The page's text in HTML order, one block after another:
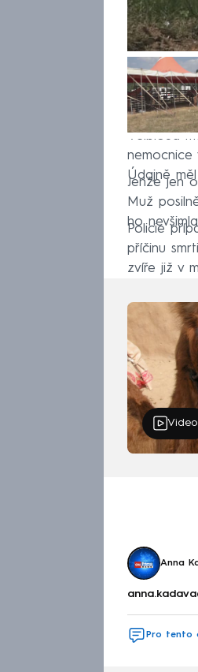
Velbloud
nemocnice
Údajně
Jenže jen
Muž
ho
Policie
příčinu
zvíře již v
Video
Anna
Pro tento